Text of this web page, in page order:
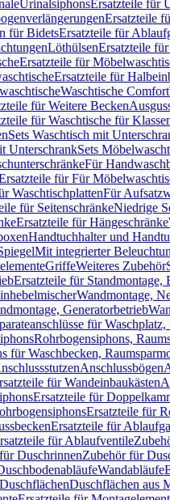
UrinalsiphonsErsatzteile für
Ersatzteile
für BidetsErsatzteile für
LöthülsenErsatzteile
Ersatzteile für
Ersatzteile für
Waschtische Comfort
für Weitere Becken
für Waschtische für
Sets Waschtisch mit
UnterschrankSets
Für
für Für
WaschtischplattenFür
für SeitenschränkeNiedrige
Ersatzteile für Hängeschränke
Handtuchhalter und
Mit integrierter
GriffeWeiteres Zubehör
Ersatzteile für Standmontage,
Wandmontage,
Generatorbetrieb
für
Rohrbogensiphons,
für Waschbecken,
Anschlussbögen
für Wandeinbaukästen
Ersatzteile für
Ersatzteile für
Ersatzteile für
für Ablaufventile
DuschrinnenZubehör für
Wandabläufe
Duschflächen aus